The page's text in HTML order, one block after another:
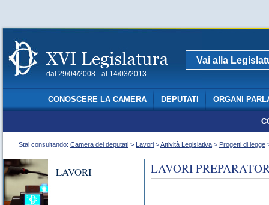
dal 29/04/2008 - al 14/03/2013
Vai alla
CONOSCERE LA CAMERA DEPUTATI ORGANI
Stai consultando: Camera dei deputati > Lavori >Attività Legislativa > Progetti di legge
LAVORI LAVORI